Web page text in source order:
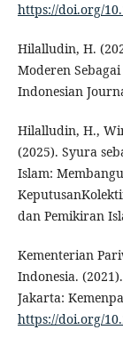
https://doi.org/
Hilalludin, H.
Moderen
Indonesian
Hilalludin, H.,
(2025). Syura
Islam:
dan Pemikiran
Kementerian
Indonesia.
Jakarta:
https://doi.org/